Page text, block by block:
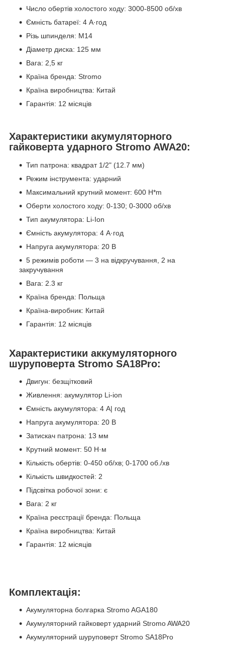
Число обертів холостого ходу: 3000-8500 об/хв
Ємність батареї: 4 А·год
Різь шпинделя: М14
Діаметр диска: 125 мм
Вага: 2,5 кг
Країна бренда: Stromo
Країна виробництва: Китай
Гарантія: 12 місяців
Характеристики акумуляторного
гайковерта ударного Stromo AWA20:
Тип патрона: квадрат 1/2" (12.7 мм)
Режим інструмента: ударний
Максимальний крутний момент: 600 H*m
Оберти холостого ходу: 0-130; 0-3000 об/хв
Тип акумулятора: Li-Ion
Ємність акумулятора: 4 А·год
Напруга акумулятора: 20 В
5 режимів роботи — 3 на відкручування, 2 на
закручування
Вага: 2.3 кг
Країна бренда: Польща
Країна-виробник: Китай
Гарантія: 12 місяців
Характеристики аккумуляторного
шуруповерта Stromo SA18Pro:
Двигун: безщітковий
Живлення: акумулятор Li-ion
Ємність акумулятора: 4 А| год
Напруга акумулятора: 20 В
Затискач патрона: 13 мм
Крутний момент: 50 Н·м
Кількість обертів: 0-450 об/хв; 0-1700 об./хв
Кількість швидкостей: 2
Підсвітка робочої зони: є
Вага: 2 кг
Країна реєстрації бренда: Польща
Країна виробництва: Китай
Гарантія: 12 місяців
Комплектація:
Акумуляторна болгарка Stromo AGA180
Акумуляторний гайковерт ударний Stromo AWA20
Акумуляторний шуруповерт Stromo SA18Pro